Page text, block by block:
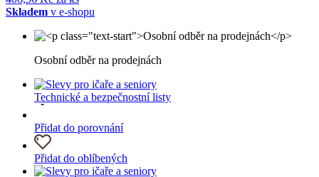
Skladem v e-shopu
Osobní odběr na prodejnách
Technické a bezpečnostní listy
Přidat do porovnání
Přidat do oblíbených